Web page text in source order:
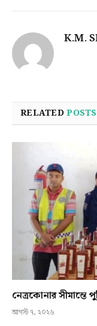
K.M.
RELATEDPOSTS
নেত্রকোনার
আগস্ট ৭, ২০২৬